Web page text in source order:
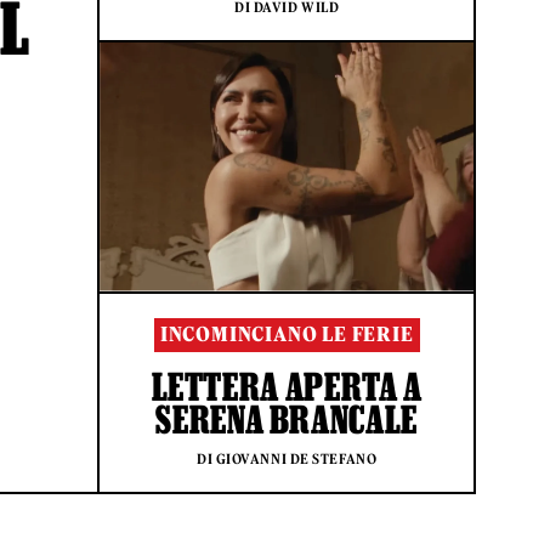
DI DAVID WILD
INCOMINCIANO LE FERIE
LETTERA APERTA A
SERENA BRANCALE
DI GIOVANNI DE STEFANO